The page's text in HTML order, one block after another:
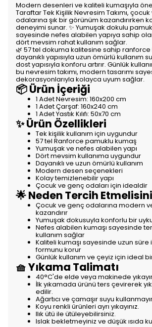
Modern desenleri ve kaliteli kumaşıyla
Taraftar Tek Kişilik Nevresim Takımı,
odalarına şık bir görünüm kazandırırken
deneyimi sunar. ✨ Yumuşak dokulu
sayesinde nefes alabilen yapıya sahip
dört mevsim rahat kullanım sağlar.
🌿 57 tel dokuma kalitesine sahip ranforce
dayanıklı yapısıyla uzun ömürlü kullanım
dost yapısıyla konforu artırır. Günlük
bu nevresim takımı, modern tasarımı
dekorasyonlarıyla kolayca uyum sağlar.
📦 Ürün İçeriği
1 Adet Nevresim: 160x200 cm
1 Adet Çarşaf: 160x240 cm
1 Adet Yastık Kılıfı: 50x70 cm
✨ Ürün Özellikleri
Tek kişilik kullanım için uygundur
57 tel Ranforce pamuklu kumaş
Yumuşak ve nefes alabilen yapı
Dört mevsim kullanıma uygundur
Dayanıklı ve uzun ömürlü kullanım
Modern desen seçenekleri
Kolay temizlenebilir yapı
Çocuk ve genç odaları için idealdir
🌟 Neden Tercih
Çocuk ve genç odalarına modern
kazandırır
Yumuşak dokusuyla konforlu bir
Nefes alabilen kumaşı sayesinde
kullanım sağlar
Kaliteli kumaşı sayesinde uzun süre
formunu korur
Günlük kullanım ve çeyiz için ideal
🧺 Yıkama Talimatı
40°C'de elde veya makinede
İlk yıkamada ürünü ters çevirerek
edilir.
Ağartıcı ve çamaşır suyu
Koyu renkli ürünleri ayrı yıkayınız.
Ilık ütü ile ütüleyebilirsiniz.
Islak bekletmeyiniz ve düşük ısıda